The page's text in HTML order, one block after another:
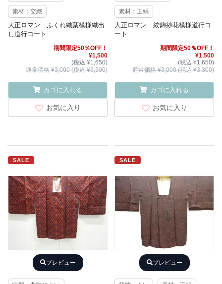
素材：交織
大正ロマン ふくれ織葉模様織出
し道行コート
期間限定50％OFF！
¥1,500
(税込 ¥1,650)
通常価格 ¥3,000 (税込 ¥3,300)
カゴに入れる
お気に入り
素材：正絹
大正ロマン 紋錦紗花模様道行コ
ート
期間限定50％OFF！
¥1,500
(税込 ¥1,650)
通常価格 ¥3,000 (税込 ¥3,300)
カゴに入れる
お気に入り
SALE
プレビュー
SALE
プレビュー